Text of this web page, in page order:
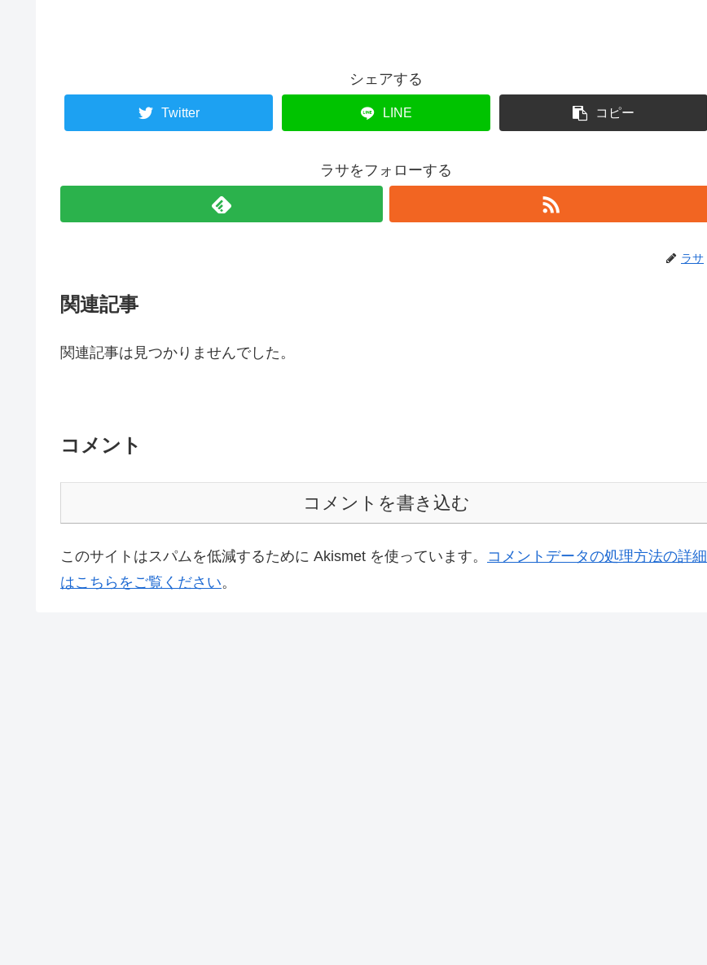
シェアする
Twitter LINE コピー
ラサをフォローする
ラサ
関連記事
関連記事は見つかりませんでした。
コメント
コメントを書き込む
このサイトはスパムを低減するために Akismet を使っています。 コメントデータの処理方法の詳細
はこちらをご覧ください。